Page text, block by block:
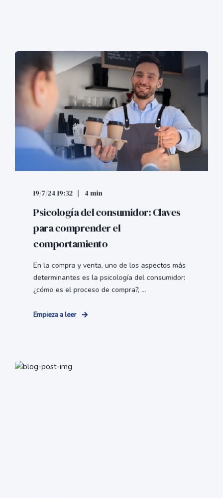
19/7/24 19:32 4 min
Psicología del consumidor: Claves
para comprender el
comportamiento
En la compra y venta, uno de los aspectos más
determinantes es la psicología del consumidor:
¿cómo es el proceso de compra?, ...
Empieza a leer